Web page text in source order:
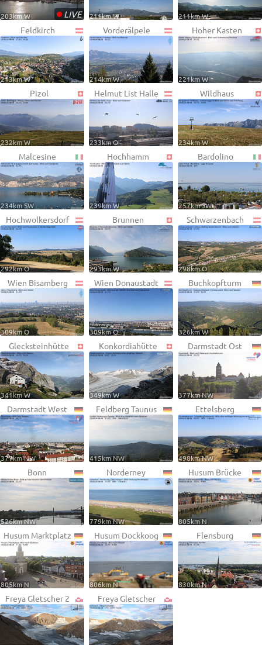
•LIVE
203km W 211km W 211km W
Feldkirch
213km W
Vorderälpele
214km W
Hoher Kasten
221km W
Pizol
232km W
Helmut List Halle
233km O
Wildhaus
234km W
Malcesine
234km SW
Hochhamm
239km W
Bardolino
257km SW
Hochwolkersdorf
292km O
Brunnen
293km W
Schwarzenbach
298km O
Wien Bisamberg
309km O
Wien Donaustadt
309km O
Buchkopfturm
326km W
Glecksteinhütte
341km W
Konkordiahütte
349km W
Darmstadt Ost
377km NW
Darmstadt West
377km NW
Feldberg Taunus
415km NW
Ettelsberg
498km NW
Bonn
526km NW
Norderney
779km NW
Husum Brücke
805km N
Husum Marktplatz
805km N
Husum Dockkoog
806km N
Flensburg
830km N
Freya Gletscher 2 Freya Gletscher